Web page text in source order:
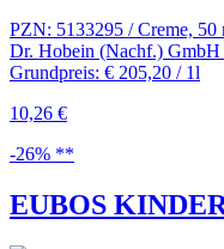
PZN: 5133295 / Creme, 50
Dr. Hobein (Nachf.) GmbH
Grundpreis: € 205,20 / 1l
10,26 €
-26% **
EUBOS